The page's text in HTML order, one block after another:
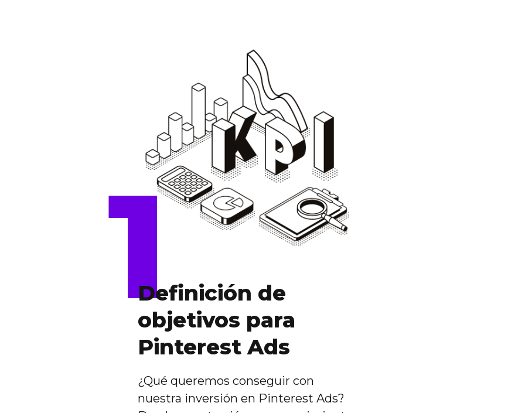
1Definición de
objetivos para
Pinterest Ads
¿Qué queremos conseguir con
nuestra inversión en Pinterest Ads?